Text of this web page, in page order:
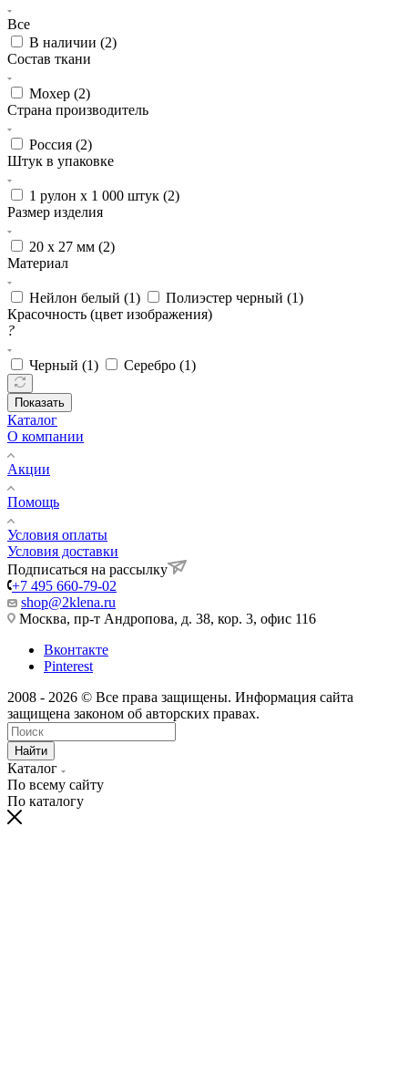
Все
В наличии (2)
Состав ткани
Мохер (2)
Страна производитель
Россия (2)
Штук в упаковке
1 рулон х 1 000 штук (2)
Размер изделия
20 х 27 мм (2)
Материал
Нейлон белый (1) Полиэстер черный (1)
Красочность (цвет изображения)
?
Черный (1) Серебро (1)
Показать
Каталог
О компании
Акции
Помощь
Условия оплаты
Условия доставки
Подписаться на рассылку
+7 495 660-79-02
shop@2klena.ru
Москва, пр-т Андропова, д. 38, кор. 3, офис 116
Вконтакте
Pinterest
2008 - 2026 © Все права защищены. Информация сайта
защищена законом об авторских правах.
Найти
Каталог
По всему сайту
По каталогу